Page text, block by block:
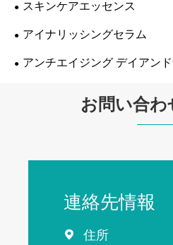
スキンケアエッセンス
アイナリッシングセラム
アンチエイジング デイアン
お問い合わ
連絡先情報
 住所